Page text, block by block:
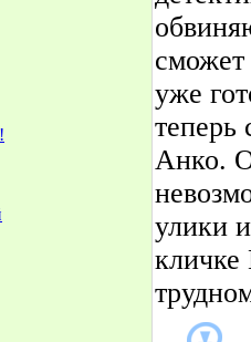
сможет
уже
теперь
Анко.
улики